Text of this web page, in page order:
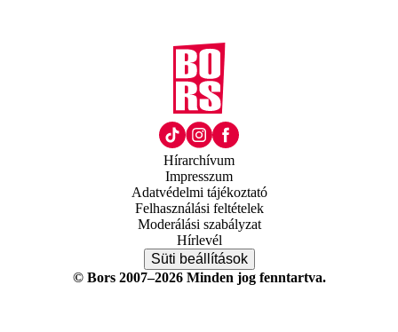
Hírarchívum
Impresszum
Adatvédelmi tájékoztató
Felhasználási feltételek
Moderálási szabályzat
Hírlevél
Süti beállítások
© Bors 2007–2026 Minden jog fenntartva.